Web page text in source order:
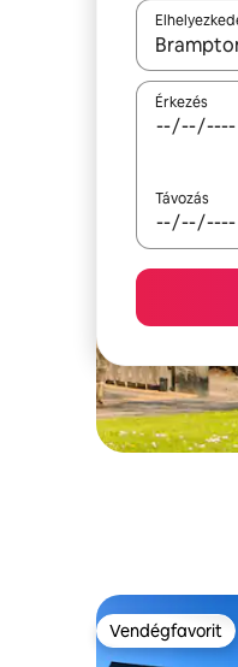
Az
Érkezés
Távozás
Vendégfavorit
Vendégfavorit